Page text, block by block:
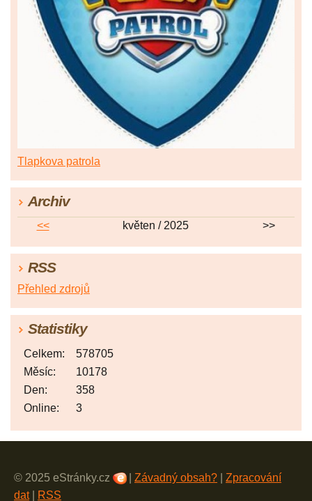
Tlapkova patrola
Archiv
<< květen / 2025 >>
RSS
Přehled zdrojů
Statistiky
Online: 3
Celkem:
578705
Měsíc:
10178
Den:
358
© 2025 eStránky.cz Závadný obsah?
Zpracování
dat| RSS